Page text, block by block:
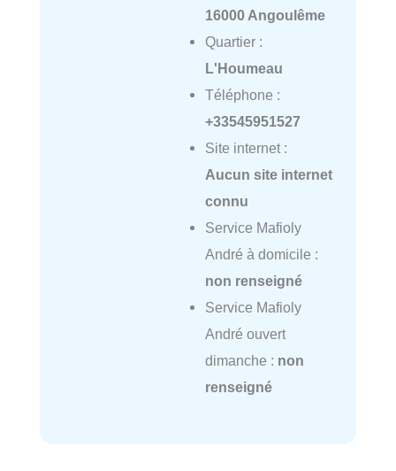
16000 Angoulême
Quartier :
L'Houmeau
Téléphone :
+33545951527
Site internet :
Aucun site internet
connu
Service Mafioly
André à domicile :
non renseigné
Service Mafioly
André ouvert
dimanche : non
renseigné